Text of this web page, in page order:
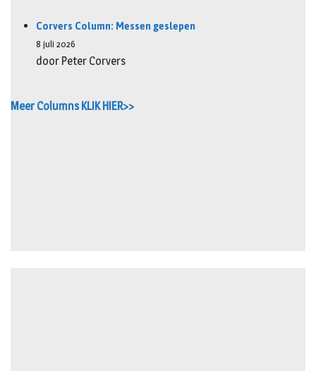
Corvers Column: Messen geslepen
8 juli 2026
door Peter Corvers
Meer Columns KLIK HIER>>